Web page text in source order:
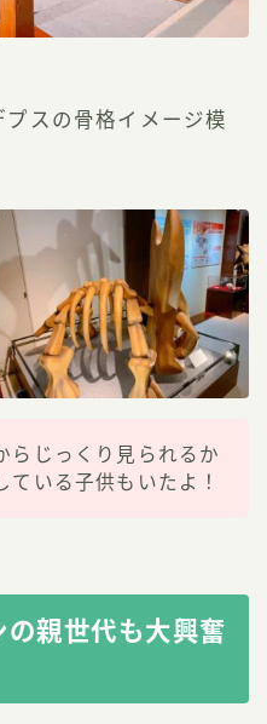
スの骨格イメージ模
らじっくり見られるか
ている子供もいたよ！
親世代も大興奮